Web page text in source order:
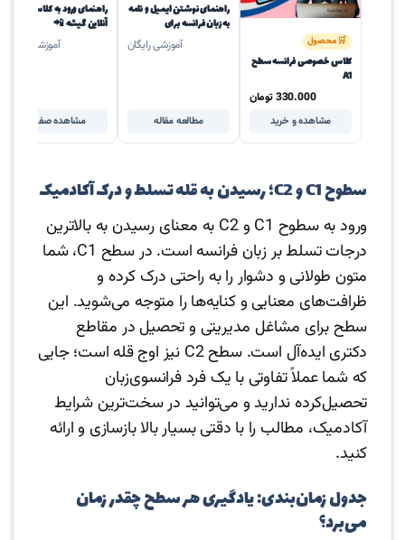
🛒 محصول
کلاس خصوصی فرانسه سطح
A1
330.000تومان
مشاهده و خرید
راهنمای نوشتن ایمیل و نامه
به زبان فرانسه برای
موقعیت‌های رسمی وآموزشی رایگان
مطالعه مقاله
راهنمای ورود به کلاس‌های
آنلاین گیشه 📲
آموزشی رایگان
مشاهده صفحه
سطوح C1 و C2؛ رسیدن به قله تسلط و درک آکادمیک
ورود به سطوح C1 و C2 به معنای رسیدن به بالاترین
درجات تسلط بر زبان فرانسه است. در سطح C1، شما
متون طولانی و دشوار را به راحتی درک کرده و
ظرافت‌های معنایی و کنایه‌ها را متوجه می‌شوید. این
سطح برای مشاغل مدیریتی و تحصیل در مقاطع
دکتری ایده‌آل است. سطح C2 نیز اوج قله است؛ جایی
که شما عملاً تفاوتی با یک فرد فرانسوی‌زبان
تحصیل‌کرده ندارید و می‌توانید در سخت‌ترین شرایط
آکادمیک، مطالب را با دقتی بسیار بالا بازسازی و ارائه
کنید.
جدول زمان‌بندی: یادگیری هر سطح چقدر زمان
می‌برد؟